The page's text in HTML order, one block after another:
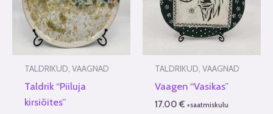
TALDRIKUD, VAAGNAD
Taldrik “Piiluja
kirsiõites”
TALDRIKUD, VAAGNAD
Vaagen “Vasikas”
17.00€ +saatmiskulu